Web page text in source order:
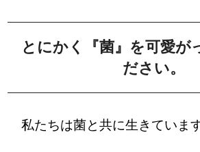
とにかく『菌』を可愛が
ださい。
私たちは菌と共に生きています